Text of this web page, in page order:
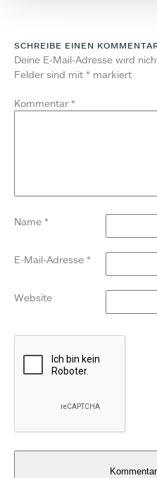
SCHREIBE EINEN
Deine E-Mail-Adresse wird
Felder sind mit * markiert
Kommentar *
Name *
E-Mail-Adresse *
Website